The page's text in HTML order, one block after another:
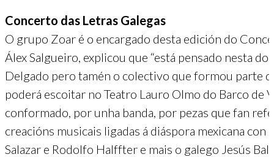
Concerto das Letras Galegas
O grupo Zoar é o encargado desta edición do
Álex Salgueiro, explicou que “está pensado nesta
Delgado pero tamén o colectivo que formou parte
poderá escoitar no Teatro Lauro Olmo do Barco de
conformado, por unha banda, por pezas que fan
creacións musicais ligadas á diáspora mexicana
Salazar e Rodolfo Halffter e mais o galego Jesús